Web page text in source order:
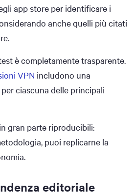
app store per identificare i
anche quelli più citati
è completamente trasparente.
VPN includono una
ciascuna delle principali
gran parte riproducibili:
puoi replicarne la
editoriale